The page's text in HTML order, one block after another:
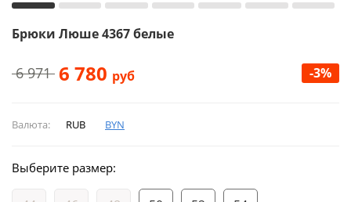
Брюки Люше 4367 белые
6 971 6 780 руб -3%
Валюта: RUB BYN
Выберите размер: